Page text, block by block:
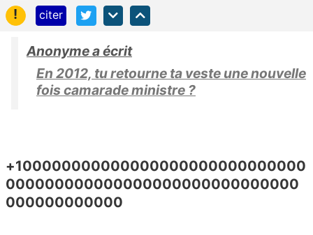
!
citer
Anonyme a écrit
En 2012, tu retourne ta veste une nouvelle
fois camarade ministre ?
+100000000000000000000000000000
000000000000000000000000000000
000000000000